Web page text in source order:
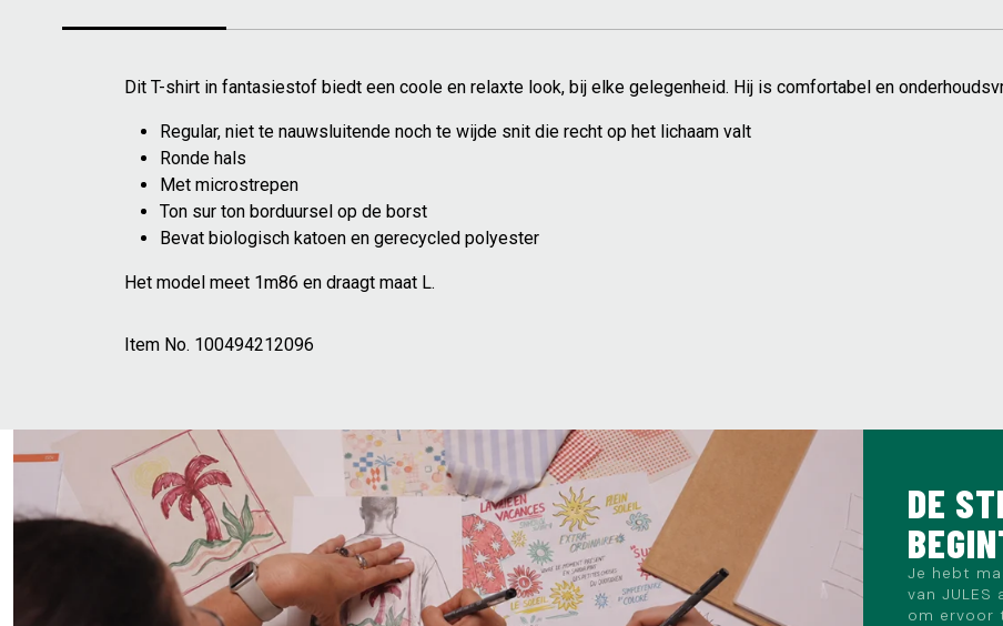
Dit T-shirt in fantasiestof biedt een coole en relaxte look, bij elke gelegenheid. Hij is comfortabel en
Regular, niet te nauwsluitende noch te wijde snit die recht op het lichaam valt
Ronde hals
Met microstrepen
Ton sur ton borduursel op de borst
Bevat biologisch katoen en gerecycled polyester
Het model meet 1m86 en draagt maat L.
Item No. 100494212096
DE
Je hebt
van
om ervoor